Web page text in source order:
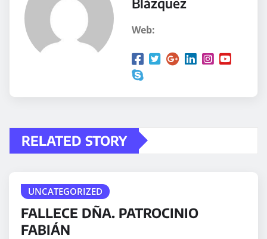
Web:
RELATED STORY
UNCATEGORIZED
FALLECE DÑA. PATROCINIO
FABIÁN